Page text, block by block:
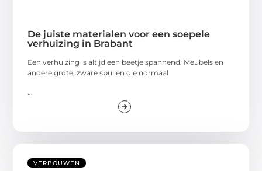
De juiste materialen voor een soepele
verhuizing in Brabant
Een verhuizing is altijd een beetje spannend. Meubels en
andere grote, zware spullen die normaal
VERBOUWEN